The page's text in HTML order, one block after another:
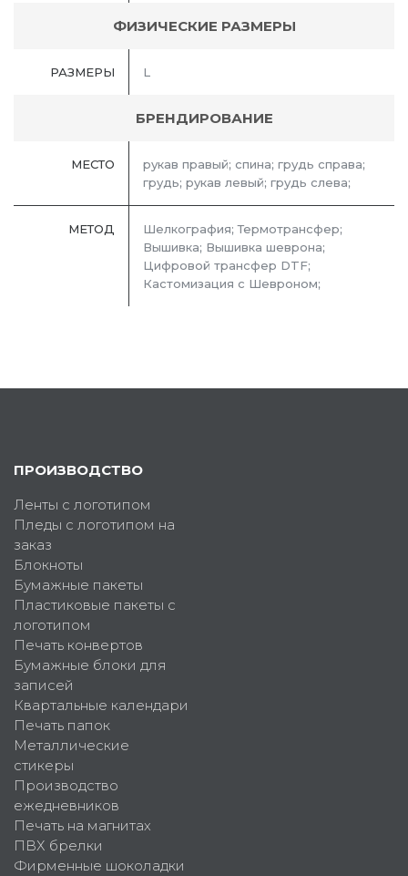
ФИЗИЧЕСКИЕ РАЗМЕРЫ
РАЗМЕРЫ L
БРЕНДИРОВАНИЕ
МЕСТО
рукав правый; спина; грудь справа;
грудь; рукав левый; грудь слева;
МЕТОД
Шелкография; Термотрансфер;
Вышивка; Вышивка шеврона;
Цифровой трансфер DTF;
Кастомизация с Шевроном;
ПРОИЗВОДСТВО
Ленты с логотипом
Пледы с логотипом на
заказ
Блокноты
Бумажные пакеты
Пластиковые пакеты с
логотипом
Печать конвертов
Бумажные блоки для
записей
Квартальные календари
Печать папок
Металлические
стикеры
Производство
ежедневников
Печать на магнитах
ПВХ брелки
Фирменные шоколадки